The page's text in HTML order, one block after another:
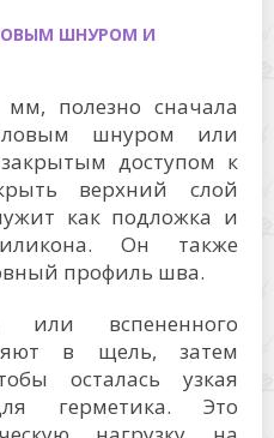
ШНУРОМ И
полезно сначала
шнуром или
доступом к
верхний слой
как подложка и
Он также
профиль шва.
вспененного
в щель, затем
осталась узкая
герметика. Это